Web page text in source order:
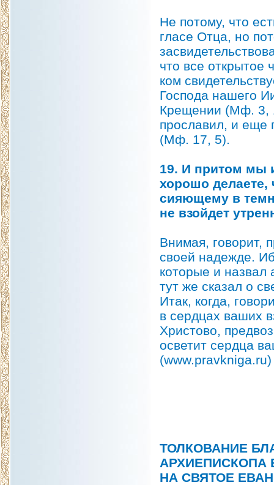
Не потому, что
гласе Отца, но
что все открытое
ком
Господа нашего
Крещении (Мф. 3,
прославил, и еще
(Мф. 17, 5).
19. И притом мы
хорошо делаете,
сияющему в
не взойдет
Внимая, говорит,
своей надежде.
которые и назвал
тут же сказал о
Итак, когда,
в сердцах ваших
Христово,
осветит сердца
(www.pravkniga.ru)
ТОЛКОВАНИЕ
АРХИЕПИСКОПА
НА СВЯТОЕ